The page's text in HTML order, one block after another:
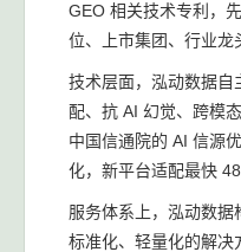
GEO 相关技术专利，
位、上市集团、行业龙
技术层面，泓动数据自
配、抗 AI 幻觉、跨模
中国信通院的 AI 信源
化，新平台适配最快
服务体系上，泓动数
标准化、轻量化的解决